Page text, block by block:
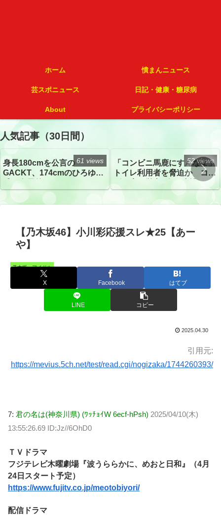
ホーム 憤まんニュース
芸スポニュース 日記・健康・糖尿病
About プライバシーポリシー
人気記事（30日間）
身長180cmを公言の
GACKT、174cmのひろゆき
トざわつき イベントでの写
真が話題
61 views
「コンビニ馬鹿にすんなよ」
トイレ利用者を脅迫か コン
52 views
【乃木坂46】小川彩応援スレ★25【あー
や】
乃木坂・アイドル
X Facebook はてブ
LINE コピー
2025.04.30
引用元:
https://mevius.5ch.net/test/read.cgi/nogizaka/1744260393/
7: 君の名は(神奈川県) (ﾜｯﾁｮｲW 6ecf-hPsh) 2025/04/10(木)
13:55:26.69 ID:Jz//6OhD0
ＴＶドラマ
フジテレビ木曜劇場『波うららかに、めおと日和』（4月
24日スタート予定）
https://www.fujitv.co.jp/meotobiyori/
配信ドラマ